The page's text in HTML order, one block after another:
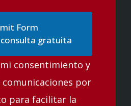
gratuita
consentimiento y
por
para facilitar la